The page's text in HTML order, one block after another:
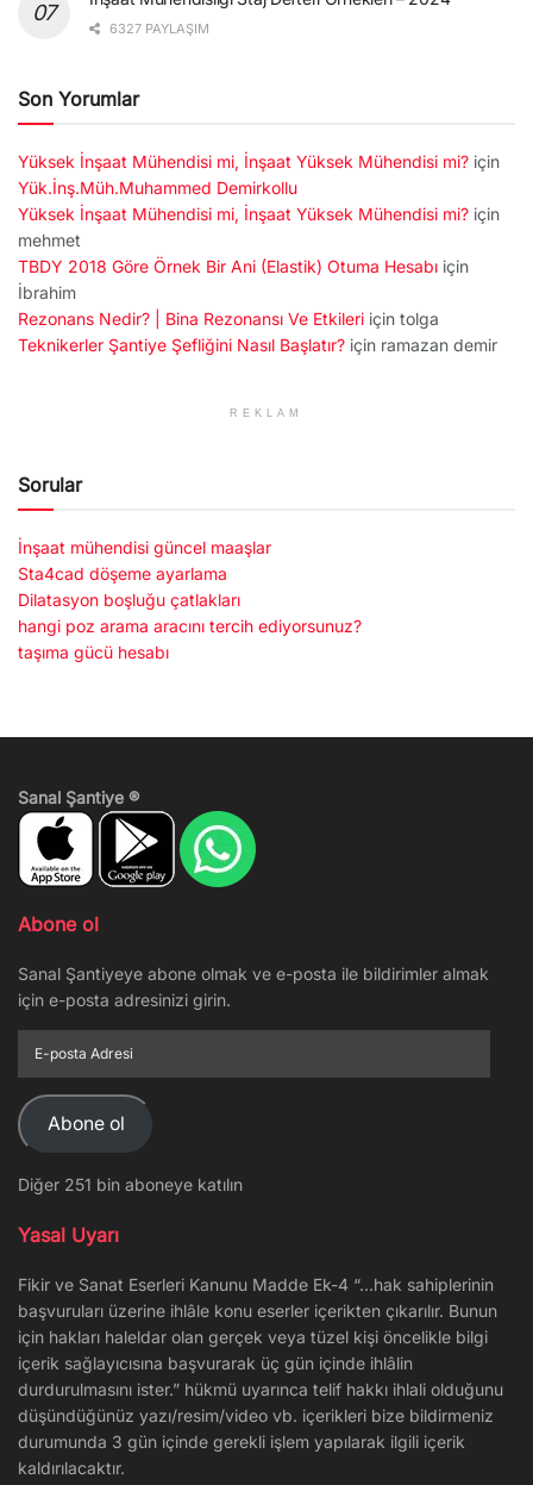
6327 PAYLAŞIM
Son Yorumlar
Yüksek İnşaat Mühendisi mi, İnşaat Yüksek Mühendisi mi? için
Yük.İnş.Müh.Muhammed Demirkollu
Yüksek İnşaat Mühendisi mi, İnşaat Yüksek Mühendisi mi? için
mehmet
TBDY 2018 Göre Örnek Bir Ani (Elastik) Otuma Hesabı için
İbrahim
Rezonans Nedir? | Bina Rezonansı Ve Etkileri için tolga
Teknikerler Şantiye Şefliğini Nasıl Başlatır? için ramazan demir
REKLAM
Sorular
İnşaat mühendisi güncel maaşlar
Sta4cad döşeme ayarlama
Dilatasyon boşluğu çatlakları
hangi poz arama aracını tercih ediyorsunuz?
taşıma gücü hesabı
Sanal Şantiye ®
Abone ol
Sanal Şantiyeye abone olmak ve e-posta ile bildirimler almak
için e-posta adresinizi girin.
posta
Adresi
Abone ol
Diğer 251 bin aboneye katılın
Yasal Uyarı
Fikir ve Sanat Eserleri Kanunu Madde Ek-4 “…hak sahiplerinin
başvuruları üzerine ihlâle konu eserler içerikten çıkarılır. Bunun
için hakları haleldar olan gerçek veya tüzel kişi öncelikle bilgi
içerik sağlayıcısına başvurarak üç gün içinde ihlâlin
durdurulmasını ister.” hükmü uyarınca telif hakkı ihlali olduğunu
düşündüğünüz yazı/resim/video vb. içerikleri bize bildirmeniz
durumunda 3 gün içinde gerekli işlem yapılarak ilgili içerik
kaldırılacaktır.